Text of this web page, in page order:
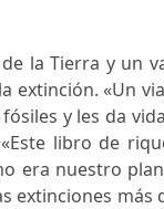
la Tierra y un
extinción. «Un
y les da
libro de
era nuestro
extinciones más